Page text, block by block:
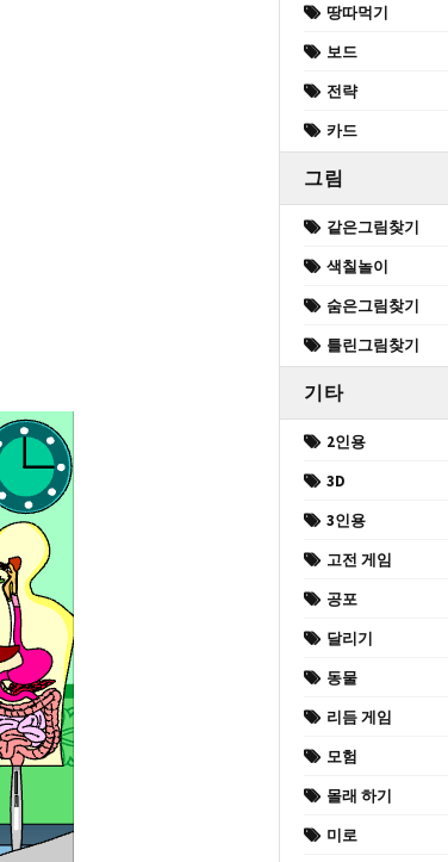
땅따먹기
보드
전략
카드
그림
같은그림찾기
색칠놀이
숨은그림찾기
틀린그림찾기
기타
2인용
3D
3인용
고전 게임
공포
달리기
동물
리듬 게임
모험
몰래 하기
미로